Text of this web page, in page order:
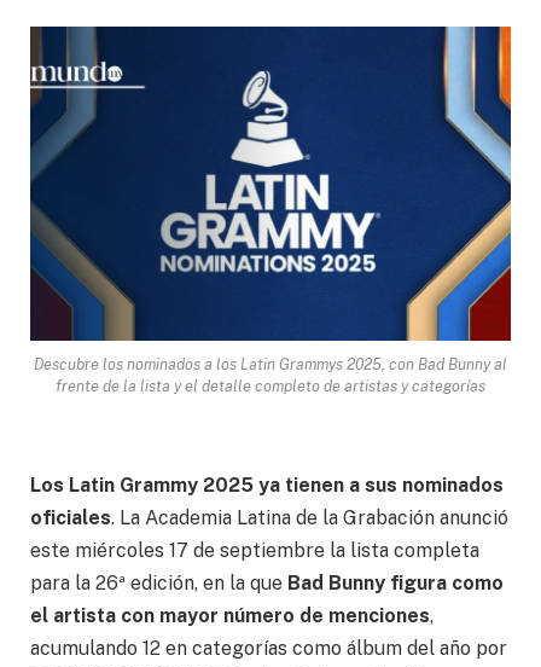
Descubre los nominados a los Latin Grammys 2025, con Bad Bunny al
frente de la lista y el detalle completo de artistas y categorías
Los Latin Grammy 2025 ya tienen a sus nominados
oficiales. La Academia Latina de la Grabación anunció
este miércoles 17 de septiembre la lista completa
para la 26ª edición, en la que Bad Bunny figura como
el artista con mayor número de menciones,
acumulando 12 en categorías como álbum del año por